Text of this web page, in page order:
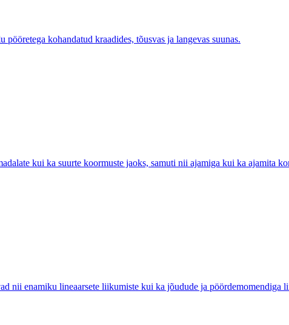
pööretega kohandatud kraadides, tõusvas ja langevas suunas.
kui ka suurte koormuste jaoks, samuti nii ajamiga kui ka ajamita
nii enamiku lineaarsete liikumiste kui ka jõudude ja pöördemomendiga